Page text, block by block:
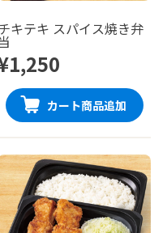
キテキ スパイス焼き弁
カート商品追加